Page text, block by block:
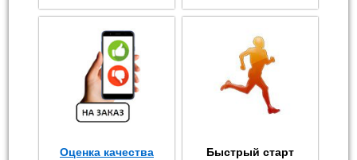
Оценка качества Быстрый старт